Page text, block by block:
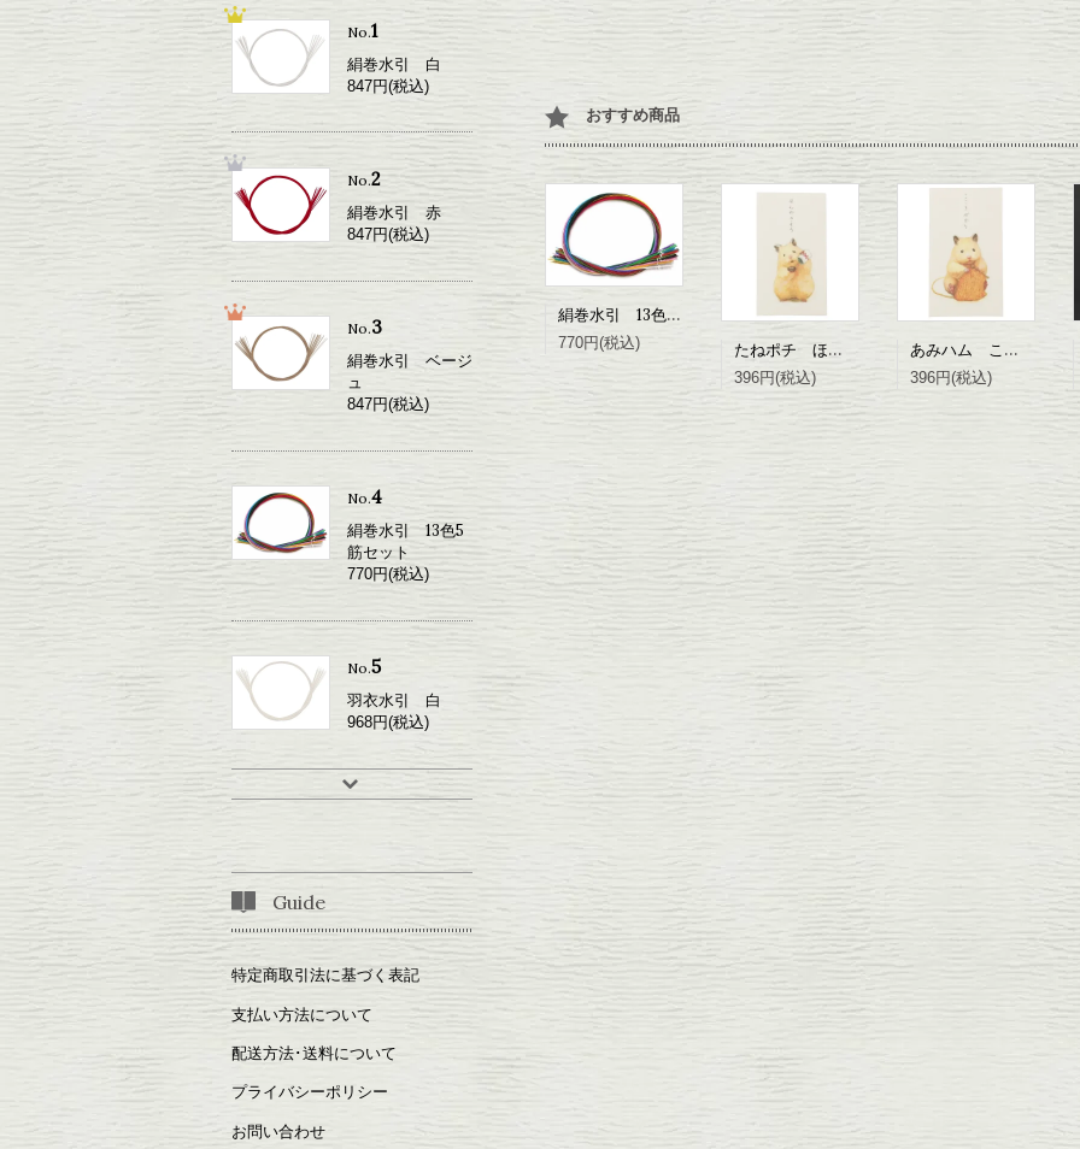
おすすめ商品
絹巻水引 13色5筋セット
770円(税込) たねポチ ほんのきもち(ポチ袋）
396円(税込)
あみハム こころばかり(ポチ袋）
396円(税込)
No.1
絹巻水引 白
847円(税込)
No.2
絹巻水引 赤
847円(税込)
No.3
絹巻水引 ベージ
ュ
847円(税込)
No.4
絹巻水引 13色5
筋セット
770円(税込)
No.5
羽衣水引 白
968円(税込)
Guide
特定商取引法に基づく表記
支払い方法について
配送方法･送料について
プライバシーポリシー
お問い合わせ